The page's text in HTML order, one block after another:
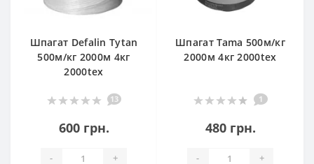
Шпагат Defalin Tytan
500м/кг 2000м 4кг
2000tex
13
600 грн.
- +
Шпагат Tama 500м/кг
2000м 4кг 2000tex
1
480 грн.
- +